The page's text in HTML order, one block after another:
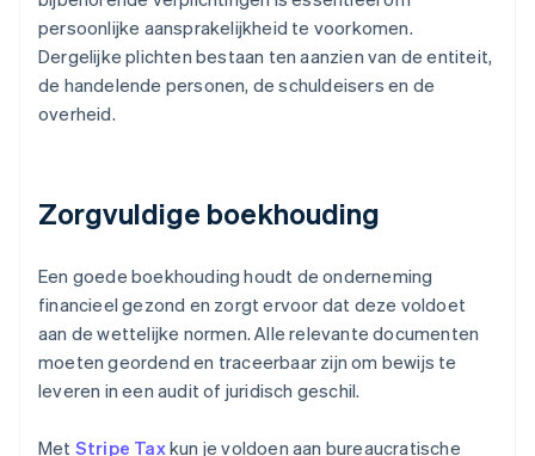
persoonlijke aansprakelijkheid te voorkomen.
Dergelijke plichten bestaan ten aanzien van de entiteit,
de handelende personen, de schuldeisers en de
overheid.
Zorgvuldige boekhouding
Een goede boekhouding houdt de onderneming
financieel gezond en zorgt ervoor dat deze voldoet
aan de wettelijke normen. Alle relevante documenten
moeten geordend en traceerbaar zijn om bewijs te
leveren in een audit of juridisch geschil.
Met Stripe Taxkun je voldoen aan bureaucratische